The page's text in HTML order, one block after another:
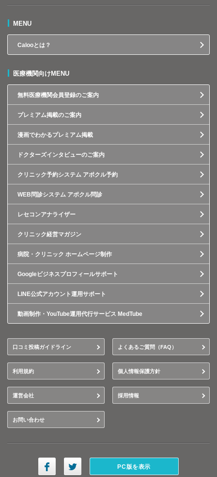
MENU
Calooとは？
医療機関向けMENU
無料医療機関会員登録のご案内
プレミアム掲載のご案内
漫画でわかるプレミアム掲載
ドクターズインタビューのご案内
クリニック予約システム アポクル予約
WEB問診システム アポクル問診
レセコンアナライザー
クリニック経営マガジン
病院・クリニック ホームページ制作
Googleビジネスプロフィールサポート
LINE公式アカウント運用サポート
動画制作・YouTube運用代行サービス MedTube
口コミ投稿ガイドライン よくあるご質問（FAQ）
利用規約 個人情報保護方針
運営会社 採用情報
お問い合わせ
PC版を表示